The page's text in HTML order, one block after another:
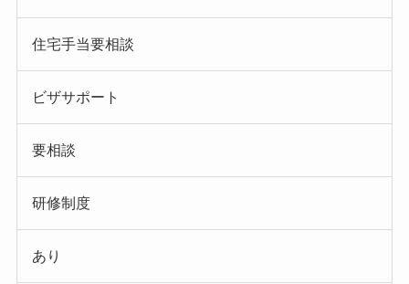
住宅手当要相談
ビザサポート
要相談
研修制度
あり